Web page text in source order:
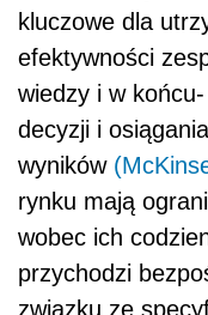
kluczowe dla
efektywności
wiedzy i w
decyzji i
wyników
rynku mają
wobec ich
przychodzi
związku ze